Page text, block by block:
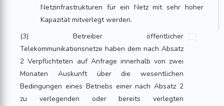
Netzinfrastrukturen für ein Netz mit sehr hoher
Kapazität mitverlegt werden.
(3) Betreiber öffentlicher
Telekommunikationsnetze haben dem nach Absatz
2 Verpflichteten auf Anfrage innerhalb von zwei
Monaten Auskunft über die wesentlichen
Bedingungen eines Betriebs einer nach Absatz 2
zu verlegenden oder bereits verlegten